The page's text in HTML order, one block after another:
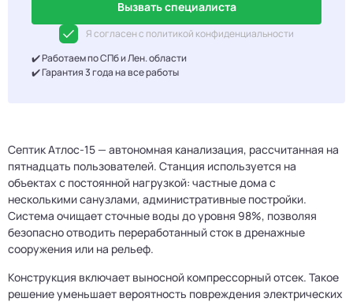
Вызвать специалиста
Я согласен с политикой конфиденциальности
✔️ Работаем по СПб и Лен. области
✔️ Гарантия 3 года на все работы
Септик Атлос-15 — автономная канализация, рассчитанная на
пятнадцать пользователей. Станция используется на
объектах с постоянной нагрузкой: частные дома с
несколькими санузлами, административные постройки.
Система очищает сточные воды до уровня 98%, позволяя
безопасно отводить переработанный сток в дренажные
сооружения или на рельеф.
Конструкция включает выносной компрессорный отсек. Такое
решение уменьшает вероятность повреждения электрических